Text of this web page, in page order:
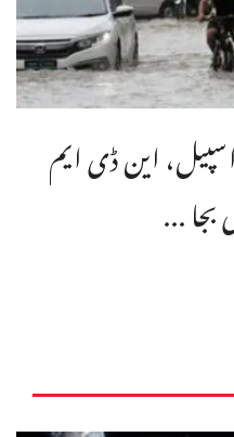
این ڈی ایم
...